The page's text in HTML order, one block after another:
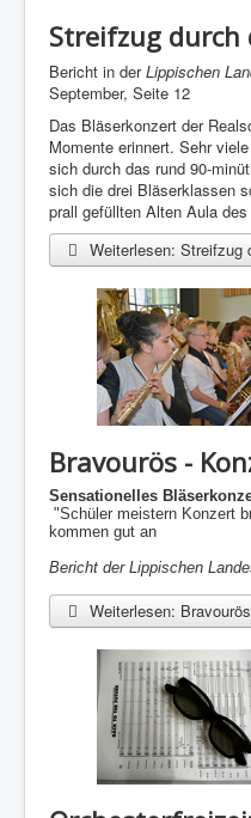
Streifzug durch
Bericht in derLippischen
September, Seite 12
Das Bläserkonzert der
Momente erinnert. Sehr
sich durch das rund 90-
sich die drei Bläserklassen
prall gefüllten Alten Aula
Weiterlesen: Streifzug
Bravourös -
Sensationelles
"Schüler meistern Konzert
kommen gut an
Bericht der Lippischen
Weiterlesen: